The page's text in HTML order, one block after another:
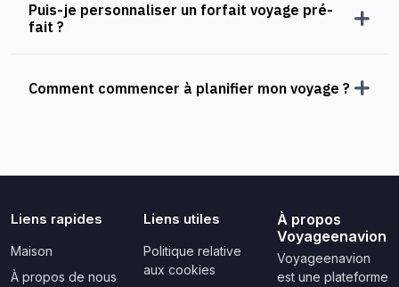
Puis-je personnaliser un forfait voyage pré-
fait ?
Comment commencer à planifier mon voyage ?
Liens rapides
Maison
À propos de nous
Liens utiles
Politique relative
aux cookies
À propos
Voyageenavion
Voyageenavion
est une plateforme